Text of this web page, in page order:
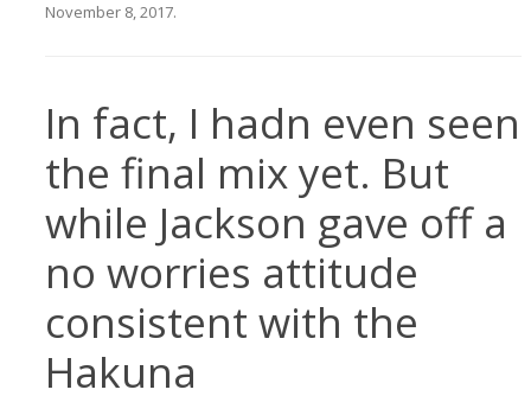
November 8, 2017.
In fact, I hadn even seen
the final mix yet. But
while Jackson gave off a
no worries attitude
consistent with the
Hakuna